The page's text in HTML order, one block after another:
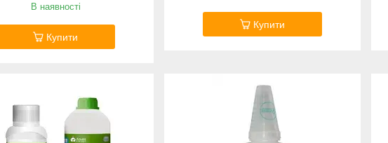
В наявності
Купити
Купити